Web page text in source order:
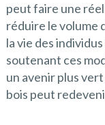
peut faire une
réduire le volume
la vie des
soutenant ces
un avenir plus
bois peut